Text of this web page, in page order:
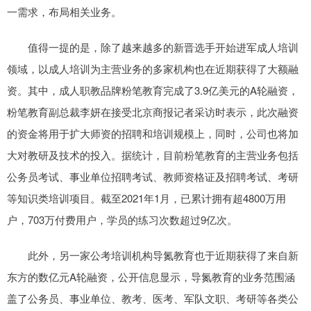
一需求，布局相关业务。
值得一提的是，除了越来越多的新晋选手开始进军成人培训
领域，以成人培训为主营业务的多家机构也在近期获得了大额融
资。其中，成人职教品牌粉笔教育完成了3.9亿美元的A轮融资，
粉笔教育副总裁李妍在接受北京商报记者采访时表示，此次融资
的资金将用于扩大师资的招聘和培训规模上，同时，公司也将加
大对教研及技术的投入。据统计，目前粉笔教育的主营业务包括
公务员考试、事业单位招聘考试、教师资格证及招聘考试、考研
等知识类培训项目。截至2021年1月，已累计拥有超4800万用
户，703万付费用户，学员的练习次数超过9亿次。
此外，另一家公考培训机构导氮教育也于近期获得了来自新
东方的数亿元A轮融资，公开信息显示，导氮教育的业务范围涵
盖了公务员、事业单位、教考、医考、军队文职、考研等各类公